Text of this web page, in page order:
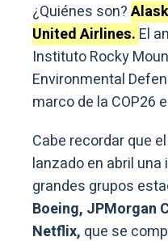
¿Quiénes son?
United Airlines. El
Instituto Rocky
Environmental
marco de la COP26
Cabe recordar que
lanzado en abril
grandes grupos
Boeing, JPMorgan
Netflix, que se